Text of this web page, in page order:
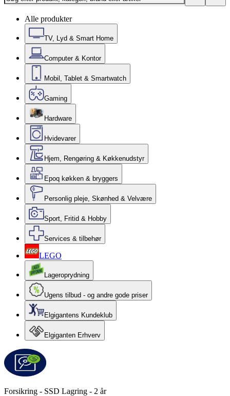
Alle produkter
TV, Lyd & Smart Home
Computer & Kontor
Mobil, Tablet & Smartwatch
Gaming
Hardware
Hvidevarer
Hjem, Rengøring & Køkkenudstyr
Epoq køkken & bryggers
Personlig pleje, Skønhed & Velvære
Sport, Fritid & Hobby
Services & tilbehør
LEGO
Lageroprydning
Ugens tilbud - og andre gode priser
Elgigantens Kundeklub
Elgiganten Erhverv
Forsikring - SSD Lagring - 2 år